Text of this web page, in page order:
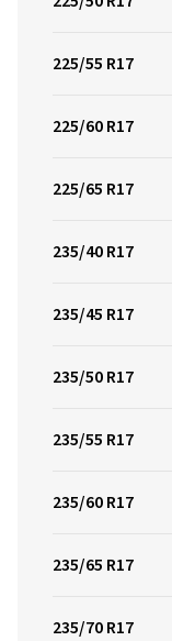
225/55 R17
225/60 R17
225/65 R17
235/40 R17
235/45 R17
235/50 R17
235/55 R17
235/60 R17
235/65 R17
235/70 R17